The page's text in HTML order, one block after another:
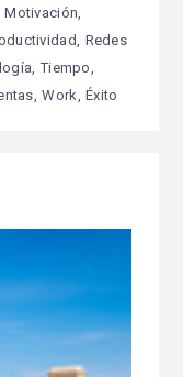
Motivación
Redes
Tiempo
Work Éxito